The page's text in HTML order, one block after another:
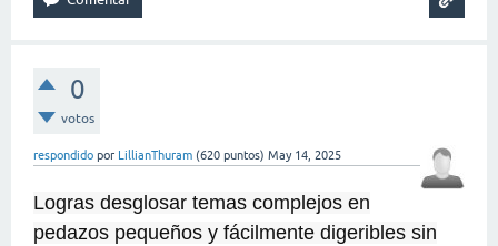
0
votos
respondido por LillianThuram (620 puntos) May 14, 2025
Logras desglosar temas complejos en
pedazos pequeños y fácilmente digeribles sin